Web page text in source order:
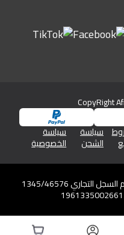
CopyRight
سياسة
الشحن
سياسة
الخصوصية
شركة افريسوق للتجارة الالكترونية رقم السجل التجاري 1345/46576